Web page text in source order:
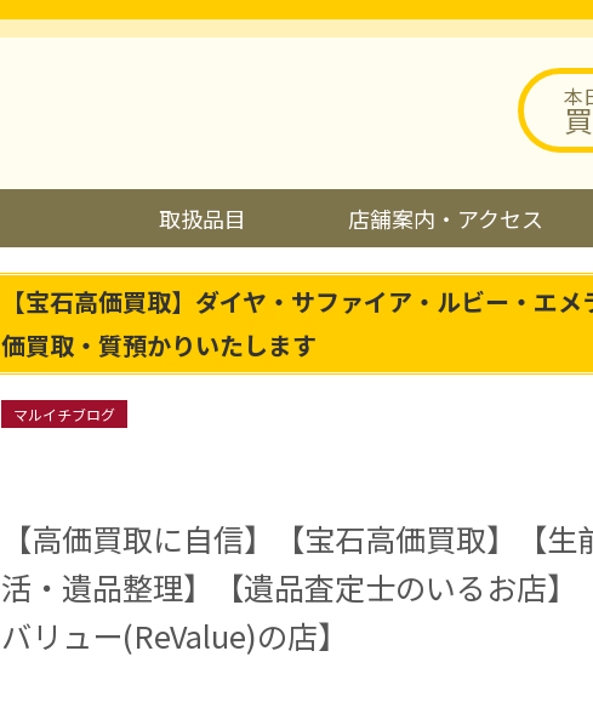
本
取扱品目 店舗案内・アクセス
【宝石高価買取】ダイヤ・サファイア・ルビー・エ
価買取・質預かりいたします
マルイチブログ
【高価買取に自信】【宝石高価買取】【生
活・遺品整理】【遺品査定士のいるお店】
バリュー(ReValue)の店】